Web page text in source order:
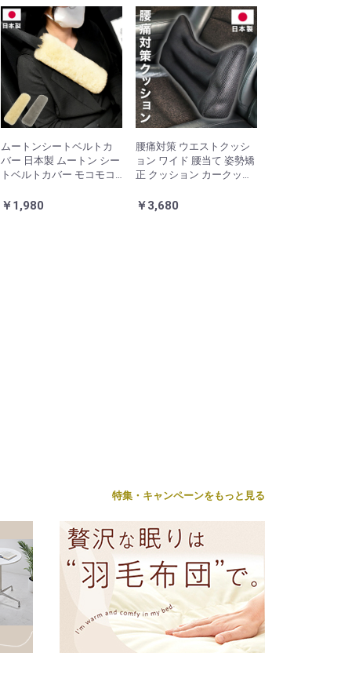
ムートンシートベルトカ
バー 日本製 ムートン シー
トベルトカバー モコモコ
ふわふわ おしゃれ 柔らか
￥1,980
腰痛対策 ウエストクッシ
ョン ワイド 腰当て 姿勢矯
正 クッション カークッシ
クワーク チェア 在宅
￥3,680
特集・キャンペーンをもっと見る